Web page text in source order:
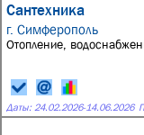
Сантехника
г. Симферополь
Отопление,
Даты: 24.02.2026-14.06.2026